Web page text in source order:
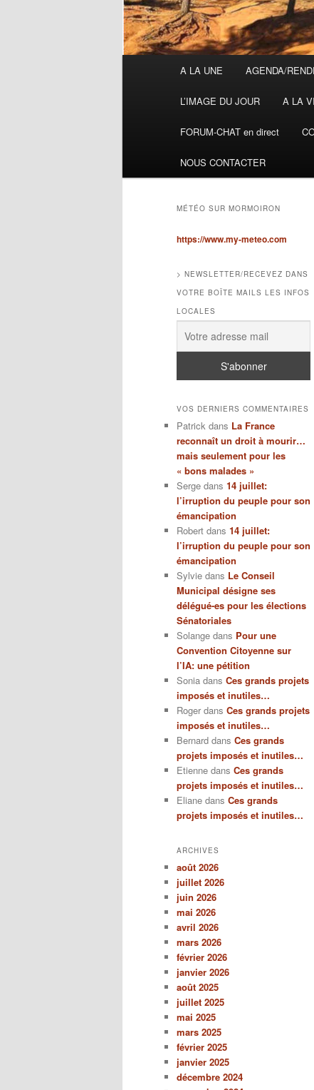
A LA UNE AGENDA/
L’IMAGE DU JOUR A LA
FORUM-CHAT en direct
NOUS CONTACTER
MÉTÉO SUR MORMOIRON
https://www.my-meteo.com
> NEWSLETTER/RECEVEZ DANS
VOTRE BOÎTE MAILS LES INFOS
LOCALES
VOS DERNIERS COMMENTAIRES
Patrick dans La France
reconnaît un droit à mourir…
mais seulement pour les
« bons malades »
Serge dans 14 juillet:
l’irruption du peuple pour son
émancipation
Robert dans 14 juillet:
l’irruption du peuple pour son
émancipation
Sylvie dans Le Conseil
Municipal désigne ses
délégué-es pour les élections
Sénatoriales
Solange dans Pour une
Convention Citoyenne sur
l’IA: une pétition
Sonia dans Ces grands projets
imposés et inutiles…
Roger dans Ces grands projets
imposés et inutiles…
Bernard dans Ces grands
projets imposés et inutiles…
Etienne dans Ces grands
projets imposés et inutiles…
Eliane dans Ces grands
projets imposés et inutiles…
ARCHIVES
août 2026
juillet 2026
juin 2026
mai 2026
avril 2026
mars 2026
février 2026
janvier 2026
août 2025
juillet 2025
mai 2025
mars 2025
février 2025
janvier 2025
décembre 2024